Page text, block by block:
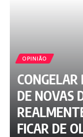
OPINIÃO
DE NOVAS
FICAR DE